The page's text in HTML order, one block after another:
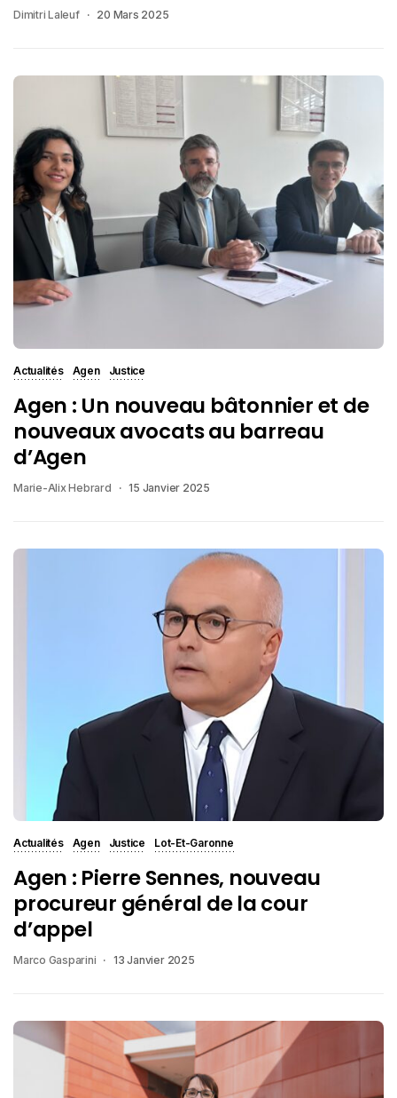
Dimitri Laleuf 20 Mars 2025
Actualités Agen Justice
Agen : Un nouveau bâtonnier et de
nouveaux avocats au barreau
d’Agen
Marie-Alix Hebrard 15 Janvier 2025
Actualités Agen Justice Lot-Et-Garonne
Agen : Pierre Sennes, nouveau
procureur général de la cour
d’appel
Marco Gasparini 13 Janvier 2025